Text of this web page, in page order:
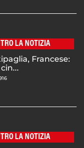
LA NOTIZIA
Francese:
LA NOTIZIA